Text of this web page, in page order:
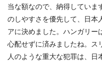
当な額なので、納得していま
のしやすさを優先して、日本
アに決めました。ハンガリー
心配せずに済みましたね。ス
人のような重大な犯罪は、日